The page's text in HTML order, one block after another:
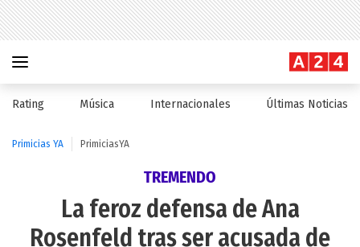
Rating Música Internacionales Últimas Noticias
Primicias YA PrimiciasYA
TREMENDO
La feroz defensa de Ana
Rosenfeld tras ser acusada de